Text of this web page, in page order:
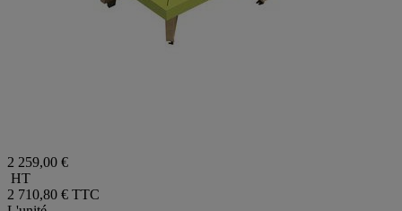
2 259,00 €
HT
2 710,80 € TTC